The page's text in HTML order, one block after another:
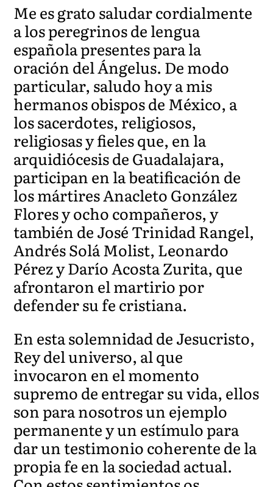
Me es grato saludar cordialmente
a los peregrinos de lengua
española presentes para la
oración del Ángelus. De modo
particular, saludo hoy a mis
hermanos obispos de México, a
los sacerdotes, religiosos,
religiosas y fieles que, en la
arquidiócesis de Guadalajara,
participan en la beatificación de
los mártires Anacleto González
Flores y ocho compañeros, y
también de José Trinidad Rangel,
Andrés Solá Molist, Leonardo
Pérez y Darío Acosta Zurita, que
afrontaron el martirio por
defender su fe cristiana.
En esta solemnidad de Jesucristo,
Rey del universo, al que
invocaron en el momento
supremo de entregar su vida, ellos
son para nosotros un ejemplo
permanente y un estímulo para
dar un testimonio coherente de la
propia fe en la sociedad actual.